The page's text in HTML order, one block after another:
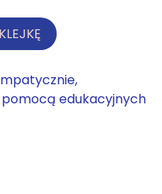
edukacyjnych